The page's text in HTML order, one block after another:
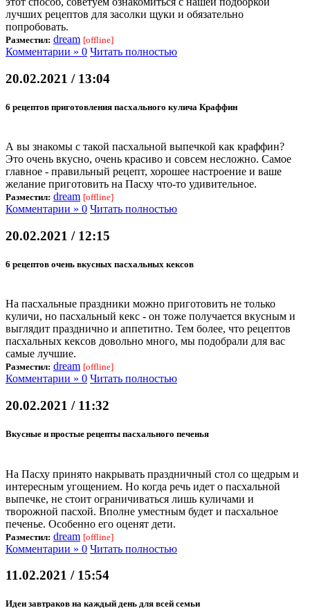
лучших рецептов для засолки щуки и обязательно
попробовать.
Разместил: dream [offline]
Комментарии » 0 Читать полностью
20.02.2021 / 13:04
6 рецептов приготовления пасхального кулича Краффин
А вы знакомы с такой пасхальной выпечкой как краффин?
Это очень вкусно, очень красиво и совсем несложно. Самое
главное - правильный рецепт, хорошее настроение и ваше
желание приготовить на Пасху что-то удивительное.
Разместил: dream [offline]
Комментарии » 0 Читать полностью
20.02.2021 / 12:15
6 рецептов очень вкусных пасхальных кексов
На пасхальные праздники можно приготовить не только
куличи, но пасхальный кекс - он тоже получается вкусным и
выглядит празднично и аппетитно. Тем более, что рецептов
пасхальных кексов довольно много, мы подобрали для вас
самые лучшие.
Разместил: dream [offline]
Комментарии » 0 Читать полностью
20.02.2021 / 11:32
Вкусные и простые рецепты пасхального печенья
На Пасху принято накрывать праздничный стол со щедрым и
интересным угощением. Но когда речь идет о пасхальной
выпечке, не стоит ограничиваться лишь куличами и
творожной пасхой. Вполне уместным будет и пасхальное
печенье. Особенно его оценят дети.
Разместил: dream [offline]
Комментарии » 0 Читать полностью
11.02.2021 / 15:54
Идеи завтраков на каждый день для всей семьи